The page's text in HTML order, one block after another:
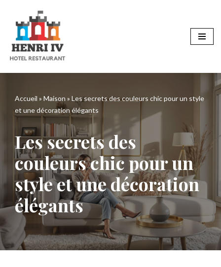
Aller
contenu
Accueil » Maison » Les secrets des couleurs chic pour un style
et une décoration élégants
Les secrets des
couleurs chic pour un
style et une décoration
élégants